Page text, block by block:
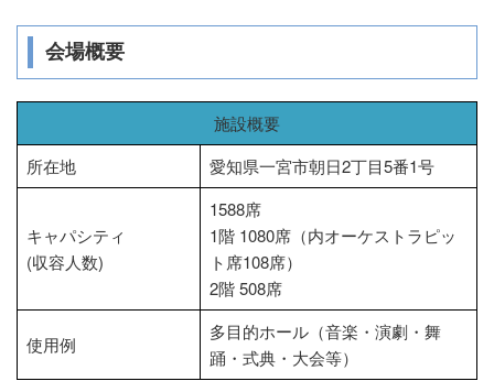
会場概要
施設概要
所在地
愛知県一宮市朝日2丁目5番1号
キャパシティ
(収容人数)
1588席
1階 1080席（内オーケストラピッ
ト席108席）
2階 508席
使用例
多目的ホール（音楽・演劇・舞
踊・式典・大会等）